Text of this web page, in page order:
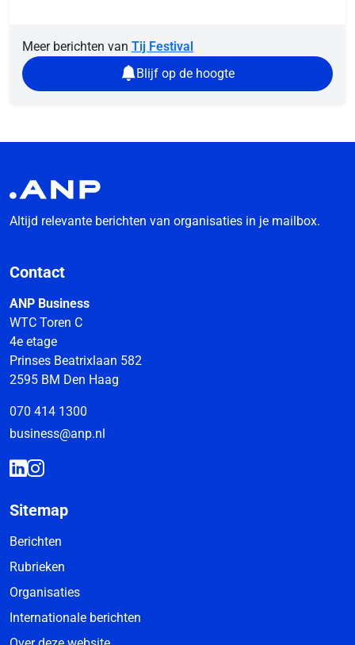
Meer berichten van Tij Festival
Blijf op de hoogte
Altijd relevante berichten van organisaties in je mailbox.
Contact
ANP Business
WTC Toren C
4e etage
Prinses Beatrixlaan 582
2595 BM Den Haag
070 414 1300
business@anp.nl
Sitemap
Berichten
Rubrieken
Organisaties
Internationale berichten